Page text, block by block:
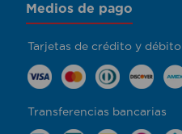
Medios de pago
Tarjetas de crédito y débito
Transferencias bancarias